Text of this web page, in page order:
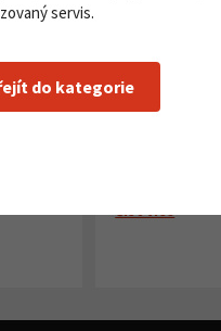
servis.
do kategorie